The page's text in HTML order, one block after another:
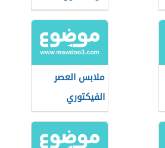
ملابس العصر
الفيكتوري